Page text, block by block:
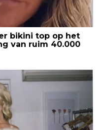
bikini top op het
van ruim 40.000